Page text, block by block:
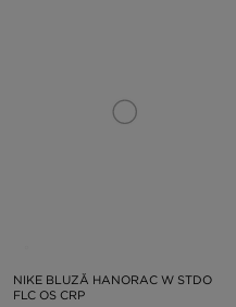
NIKE BLUZĂ HANORAC W STDO
FLC OS CRP